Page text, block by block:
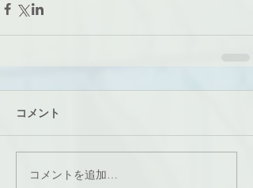
コメント
コメントを追加…